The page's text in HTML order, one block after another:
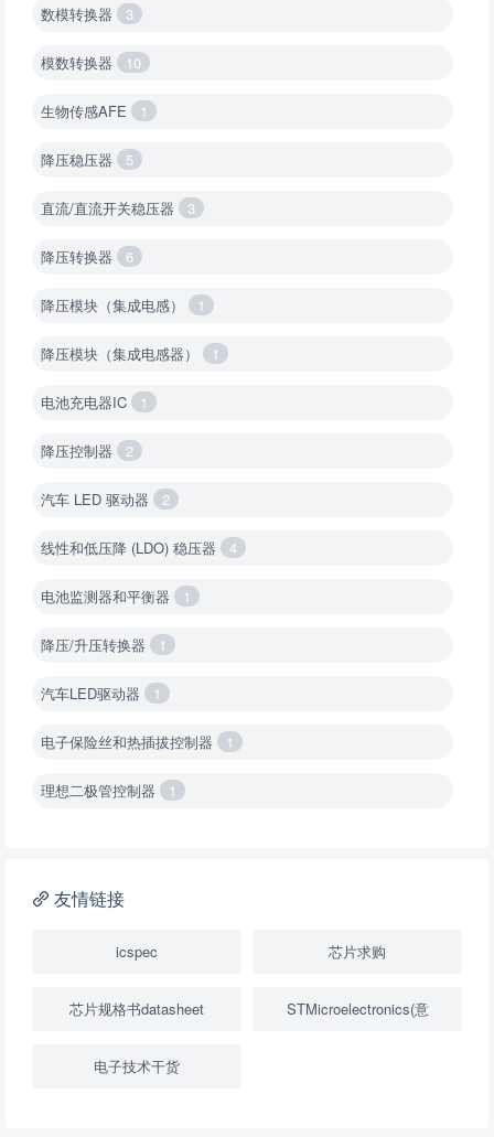
数模转换器 3
模数转换器 10
生物传感AFE 1
降压稳压器 5
直流/直流开关稳压器 3
降压转换器 6
降压模块（集成电感） 1
降压模块（集成电感器） 1
电池充电器IC 1
降压控制器 2
汽车 LED 驱动器 2
线性和低压降 (LDO) 稳压器 4
电池监测器和平衡器 1
降压/升压转换器 1
汽车LED驱动器 1
电子保险丝和热插拔控制器 1
理想二极管控制器 1
降压转换器（继承开关）
USB隔离器 1
友情链接
icspec 芯片求购
芯片规格书datasheet STMicroelectronics(意
电子技术干货